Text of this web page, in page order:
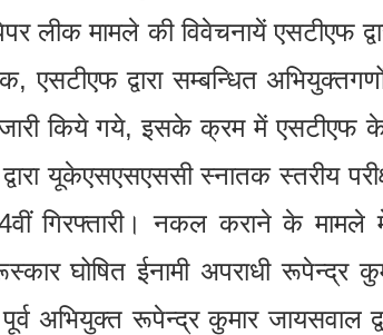
लीक मामले की विवेचनायें एसटीएफ
एसटीएफ द्वारा सम्बन्धित
किये गये, इसके क्रम में एसटीएफ
यूकेएसएसएससी स्नातक स्तरीय
गिरफ्तारी। नकल कराने के
घोषित ईनामी अपराधी रूपेन्द्र
अभियुक्त रूपेन्द्र कुमार जायसवाल